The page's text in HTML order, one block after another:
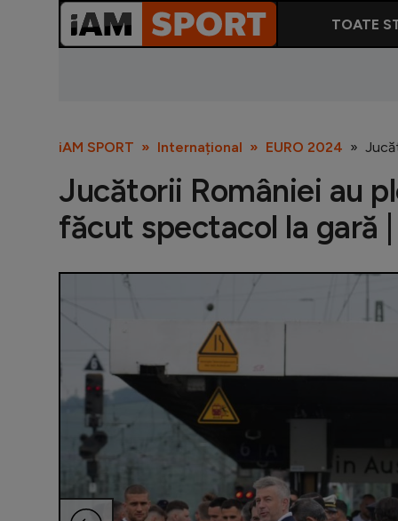
TOATE
iAM SPORT Internațional EURO 2024
Jucătorii României au
făcut spectacol la gară